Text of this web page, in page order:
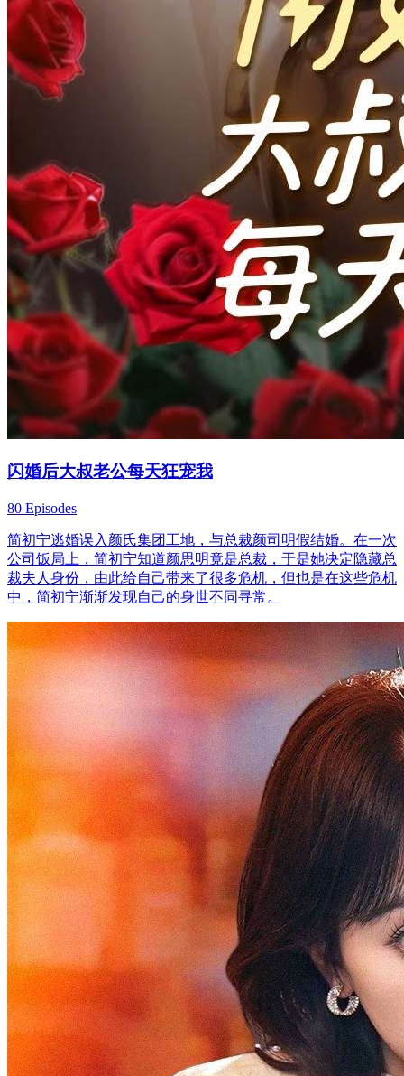
闪婚后大叔老公每天狂宠我
80 Episodes
简初宁逃婚误入颜氏集团工地，与总裁颜司明假结婚。在一次
公司饭局上，简初宁知道颜思明竟是总裁，于是她决定隐藏总
裁夫人身份，由此给自己带来了很多危机，但也是在这些危机
中，简初宁渐渐发现自己的身世不同寻常。